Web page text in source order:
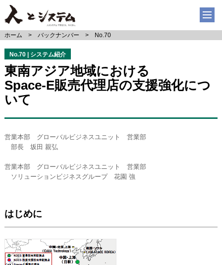
ホーム バックナンバー No.70
No.70 | システム紹介
東南アジア地域における
Space-E販売代理店の支援強化につ
いて
営業本部 グローバルビジネスユニット 営業部
部長 坂田 親弘
営業本部 グローバルビジネスユニット 営業部
ソリューションビジネスグループ 花園 強
はじめに